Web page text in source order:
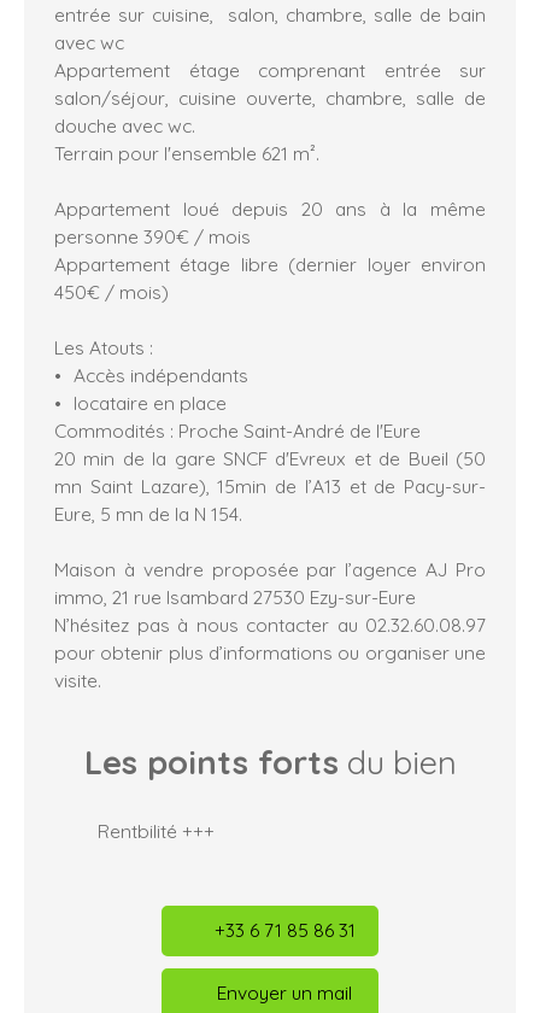
entrée sur cuisine, salon, chambre, salle de bain
avec wc
Appartement étage comprenant entrée sur
salon/séjour, cuisine ouverte, chambre, salle de
douche avec wc.
Terrain pour l'ensemble 621 m².
Appartement loué depuis 20 ans à la même
personne 390€ / mois
Appartement étage libre (dernier loyer environ
450€ / mois)
Les Atouts :
Accès indépendants
locataire en place
Commodités : Proche Saint-André de l'Eure
20 min de la gare SNCF d'Evreux et de Bueil (50
mn Saint Lazare), 15min de l’A13 et de Pacy-sur-
Eure, 5 mn de la N 154.
Maison à vendre proposée par l’agence AJ Pro
immo, 21 rue Isambard 27530 Ezy-sur-Eure
N’hésitez pas à nous contacter au 02.32.60.08.97
pour obtenir plus d’informations ou organiser une
visite.
Les points forts du bien
Rentbilité +++
+33 6 71 85 86 31
Envoyer un mail